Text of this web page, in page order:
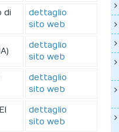
di
dettaglio
sito web
dettaglio
sito web
dettaglio
sito web
dettaglio
sito web